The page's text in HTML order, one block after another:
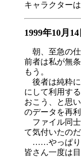
キャラクター
1999年10月14
朝、至急の仕
前者は私が無
もう。
後者は純粋に
にして利用す
おこう、と思
のデータを再
ファイル同士
て気付いたのだ
……やっぱり
皆さん一度は